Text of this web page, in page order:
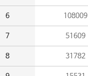
6 108009
7 51609
8 31782